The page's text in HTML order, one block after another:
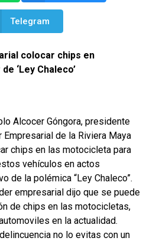
Telegram
colocar chips en
‘Ley Chaleco’
Alcocer Góngora, presidente
de la Riviera Maya
chips en las motocicleta para
vehículos en actos
de la polémica “Ley Chaleco”.
empresarial dijo que se puede
de chips en las motocicletas,
en la actualidad.
no lo evitas con un